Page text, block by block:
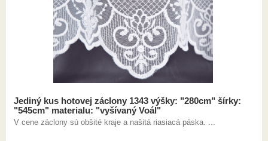
Jediný kus hotovej záclony 1343 výšky: "280cm" šírky:
"545cm" materialu: "vyšívaný Voál"
V cene záclony sú obšité kraje a našitá riasiacá páska. ...